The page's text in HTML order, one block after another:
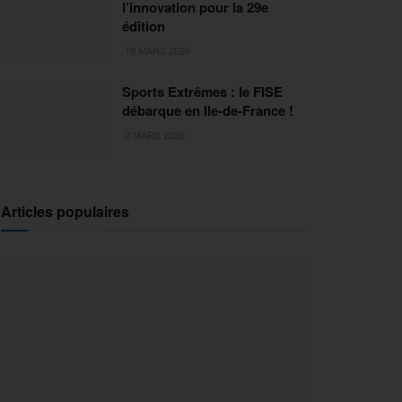
l’innovation pour la 29e
édition
Sports Extrêmes : le FISE
débarque en Ile-de-France !
Articles populaires